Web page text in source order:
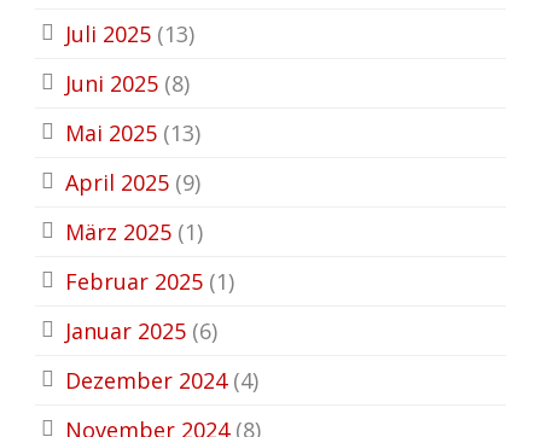
Juli 2025 (13)
Juni 2025 (8)
Mai 2025 (13)
April 2025 (9)
März 2025 (1)
Februar 2025 (1)
Januar 2025 (6)
Dezember 2024(4)
November 2024(8)